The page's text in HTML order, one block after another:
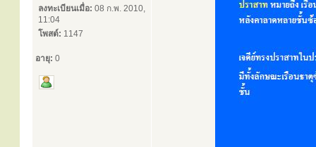
ลงทะเบียนเมื่อ: 08 ก.พ. 2010,
11:04
โพสต์: 1147
อายุ: 0